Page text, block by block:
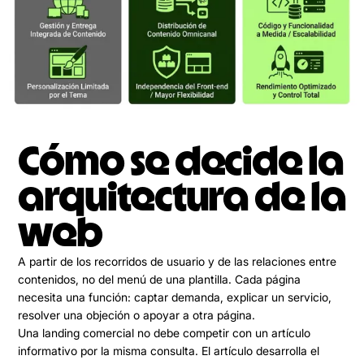
Cómo se decide la
arquitectura de la
web
A partir de los recorridos de usuario y de las relaciones entre
contenidos, no del menú de una plantilla. Cada página
necesita una función: captar demanda, explicar un servicio,
resolver una objeción o apoyar a otra página.
Una landing comercial no debe competir con un artículo
informativo por la misma consulta. El artículo desarrolla el